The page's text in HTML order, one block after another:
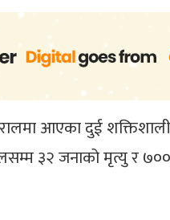
आएका दुई
३२ जनाको मृत्यु र